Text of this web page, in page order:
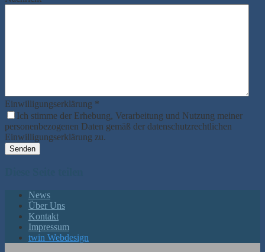
Einwilligungserklärung *
Ich stimme der Erhebung, Verarbeitung und Nutzung meiner
personenbezogenen Daten gemäß der datenschutzrechtlichen
Einwilligungserklärung zu.
Senden
News
Über Uns
Kontakt
Impressum
twin Webdesign